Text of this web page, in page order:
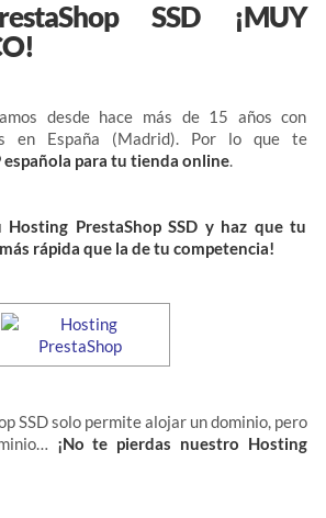
SSD ¡MUY
desde hace más de 15 años con
en España (Madrid). Por lo que te
española para tu tienda online.
Hosting PrestaShop SSD y haz que tu
rápida que la de tu competencia!
SSD solo permite alojar un dominio, pero
¡No te pierdas nuestro Hosting